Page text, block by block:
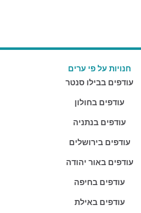
חנויות על פי ערים
עודפים בבילו סנטר
עודפים בחולון
עודפים בנתניה
עודפים בירושלים
עודפים באור יהודה
עודפים בחיפה
עודפים באילת